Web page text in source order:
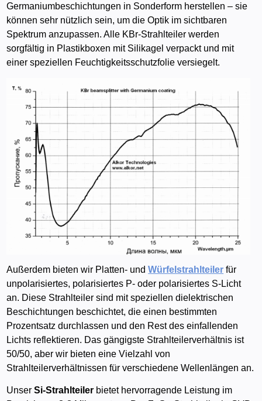
Germaniumbeschichtungen in Sonderform herstellen – sie
können sehr nützlich sein, um die Optik im sichtbaren
Spektrum anzupassen. Alle KBr-Strahlteiler werden
sorgfältig in Plastikboxen mit Silikagel verpackt und mit
einer speziellen Feuchtigkeitsschutzfolie versiegelt.
Außerdem bieten wir Platten- undWürfelstrahlteiler für
unpolarisiertes, polarisiertes P- oder polarisiertes S-Licht
an. Diese Strahlteiler sind mit speziellen dielektrischen
Beschichtungen beschichtet, die einen bestimmten
Prozentsatz durchlassen und den Rest des einfallenden
Lichts reflektieren. Das gängigste Strahlteilerverhältnis ist
50/50, aber wir bieten eine Vielzahl von
Strahlteilerverhältnissen für verschiedene Wellenlängen an.
UnserSi-Strahlteiler bietet hervorragende Leistung im